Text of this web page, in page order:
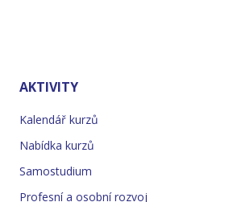
AKTIVITY
Kalendář kurzů
Nabídka kurzů
Samostudium
Profesní a osobní rozvoj